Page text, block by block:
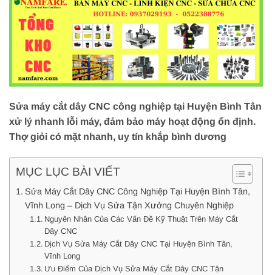
Sửa máy cắt dây CNC công nghiệp tại Huyện Bình Tân
xử lý nhanh lỗi máy, đảm bảo máy hoạt động ổn định.
Thợ giỏi có mặt nhanh, uy tín khắp bình dương
MỤC LỤC BÀI VIẾT
Sửa Máy Cắt Dây CNC Công Nghiệp Tại Huyện Bình Tân,
Vĩnh Long – Dịch Vụ Sửa Tận Xưởng Chuyên Nghiệp
Nguyên Nhân Của Các Vấn Đề Kỹ Thuật Trên Máy Cắt
Dây CNC
Dịch Vụ Sửa Máy Cắt Dây CNC Tại Huyện Bình Tân,
Vĩnh Long
Ưu Điểm Của Dịch Vụ Sửa Máy Cắt Dây CNC Tận